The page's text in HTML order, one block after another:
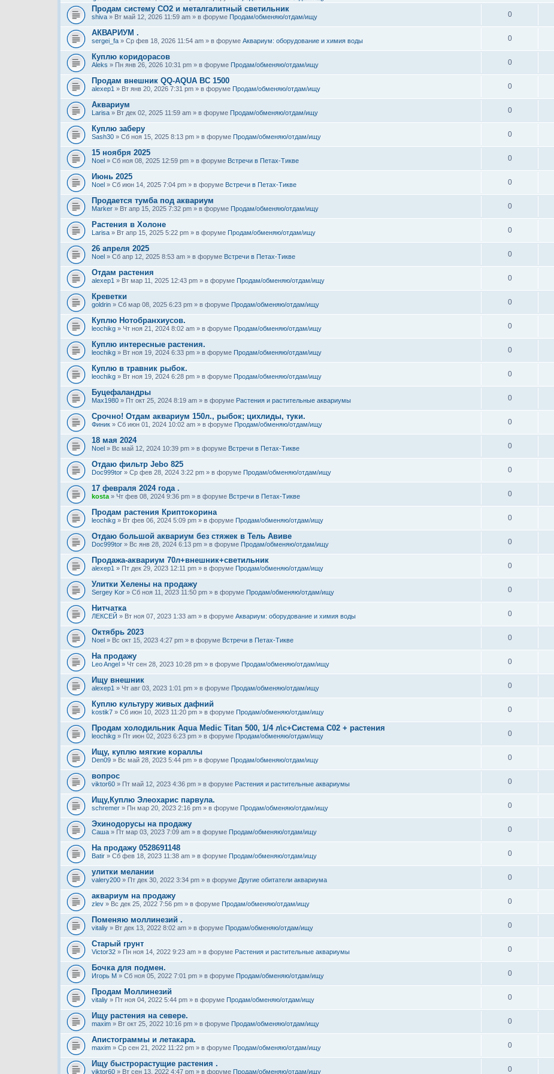
Продам систему СО2 и металгалитный светильник
shiva » Вт май 12, 2026 11:59 am » в форуме Продам/обменяю/отдам/ищу 0
АКВАРИУМ .
sergei_fa » Ср фев 18, 2026 11:54 am » в форуме Аквариум: оборудование и химия воды 0
Куплю коридорасов
Aleks » Пн янв 26, 2026 10:31 pm » в форуме Продам/обменяю/отдам/ищу 0
Продам внешник QQ-AQUA BC 1500
alexep1 » Вт янв 20, 2026 7:31 pm » в форуме Продам/обменяю/отдам/ищу 0
Аквариум
Larisa » Вт дек 02, 2025 11:59 am » в форуме Продам/обменяю/отдам/ищу 0
Куплю заберу
Sash30 » Сб ноя 15, 2025 8:13 pm » в форуме Продам/обменяю/отдам/ищу 0
15 ноября 2025
Noel » Сб ноя 08, 2025 12:59 pm » в форуме Встречи в Петах-Тикве 0
Июнь 2025
Noel » Сб июн 14, 2025 7:04 pm » в форуме Встречи в Петах-Тикве 0
Продается тумба под аквариум
Marker » Вт апр 15, 2025 7:32 pm » в форуме Продам/обменяю/отдам/ищу 0
Растения в Холоне
Larisa » Вт апр 15, 2025 5:22 pm » в форуме Продам/обменяю/отдам/ищу 0
26 апреля 2025
Noel » Сб апр 12, 2025 8:53 am » в форуме Встречи в Петах-Тикве 0
Отдам растения
alexep1 » Вт мар 11, 2025 12:43 pm » в форуме Продам/обменяю/отдам/ищу 0
Креветки
goldrin » Сб мар 08, 2025 6:23 pm » в форуме Продам/обменяю/отдам/ищу 0
Куплю Нотобранхиусов.
leochikg » Чт ноя 21, 2024 8:02 am » в форуме Продам/обменяю/отдам/ищу 0
Куплю интересные растения.
leochikg » Вт ноя 19, 2024 6:33 pm » в форуме Продам/обменяю/отдам/ищу 0
Куплю в травник рыбок.
leochikg » Вт ноя 19, 2024 6:28 pm » в форуме Продам/обменяю/отдам/ищу 0
Буцефаландры
Max1980 » Пт окт 25, 2024 8:19 am » в форуме Растения и растительные аквариумы 0
Срочно! Отдам аквариум 150л., рыбок; цихлиды, туки.
Финик » Сб июн 01, 2024 10:02 am » в форуме Продам/обменяю/отдам/ищу 0
18 мая 2024
Noel » Вс май 12, 2024 10:39 pm » в форуме Встречи в Петах-Тикве 0
Отдаю фильтр Jebo 825
Doc999tor » Ср фев 28, 2024 3:22 pm » в форуме Продам/обменяю/отдам/ищу 0
17 февраля 2024 года .
kosta » Чт фев 08, 2024 9:36 pm » в форуме Встречи в Петах-Тикве 0
Продам растения Криптокорина
leochikg » Вт фев 06, 2024 5:09 pm » в форуме Продам/обменяю/отдам/ищу 0
Отдаю большой аквариум без стяжек в Тель Авиве
Doc999tor » Вс янв 28, 2024 6:13 pm » в форуме Продам/обменяю/отдам/ищу 0
Продажа-аквариум 70л+внешник+светильник
alexep1 » Пт дек 29, 2023 12:11 pm » в форуме Продам/обменяю/отдам/ищу 0
Улитки Хелены на продажу
Sergey Kor » Сб ноя 11, 2023 11:50 pm » в форуме Продам/обменяю/отдам/ищу 0
Нитчатка
ЛЕКСЕЙ » Вт ноя 07, 2023 1:33 am » в форуме Аквариум: оборудование и химия воды 0
Октябрь 2023
Noel » Вс окт 15, 2023 4:27 pm » в форуме Встречи в Петах-Тикве 0
На продажу
Leo Angel » Чт сен 28, 2023 10:28 pm » в форуме Продам/обменяю/отдам/ищу 0
Ищу внешник
alexep1 » Чт авг 03, 2023 1:01 pm » в форуме Продам/обменяю/отдам/ищу 0
Куплю культуру живых дафний
kostik7 » Сб июн 10, 2023 11:20 pm » в форуме Продам/обменяю/отдам/ищу 0
Продам холодильник Aqua Medic Titan 500, 1/4 л\с+Система С02 + растения
leochikg » Пт июн 02, 2023 6:23 pm » в форуме Продам/обменяю/отдам/ищу 0
Ищу, куплю мягкие кораллы
Den09 » Вс май 28, 2023 5:44 pm » в форуме Продам/обменяю/отдам/ищу 0
вопрос
viktor60 » Пт май 12, 2023 4:36 pm » в форуме Растения и растительные аквариумы 0
Ищу,Куплю Элеохарис парвула.
schremer » Пн мар 20, 2023 2:16 pm » в форуме Продам/обменяю/отдам/ищу 0
Эхинодорусы на продажу
Саша » Пт мар 03, 2023 7:09 am » в форуме Продам/обменяю/отдам/ищу 0
На продажу 0528691148
Batir » Сб фев 18, 2023 11:38 am » в форуме Продам/обменяю/отдам/ищу 0
улитки мелании
valery200 » Пт дек 30, 2022 3:34 pm » в форуме Другие обитатели аквариума 0
аквариум на продажу
zlev » Вс дек 25, 2022 7:56 pm » в форуме Продам/обменяю/отдам/ищу 0
Поменяю моллинезий .
vitaliy » Вт дек 13, 2022 8:02 am » в форуме Продам/обменяю/отдам/ищу 0
Старый грунт
Victor32 » Пн ноя 14, 2022 9:23 am » в форуме Растения и растительные аквариумы 0
Бочка для подмен.
Игорь М » Сб ноя 05, 2022 7:01 pm » в форуме Продам/обменяю/отдам/ищу 0
Продам Моллинезий
vitaliy » Пт ноя 04, 2022 5:44 pm » в форуме Продам/обменяю/отдам/ищу 0
Ищу растения на севере.
maxim » Вт окт 25, 2022 10:16 pm » в форуме Продам/обменяю/отдам/ищу 0
Апистограммы и летакара.
maxim » Ср сен 21, 2022 11:22 pm » в форуме Продам/обменяю/отдам/ищу 0
Ищу быстрорастущие растения .
viktor60 » Вт сен 13, 2022 4:47 pm » в форуме Продам/обменяю/отдам/ищу 0